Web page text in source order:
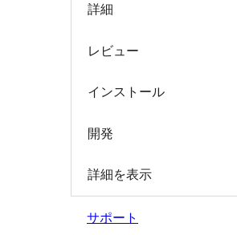
詳細
レビュー
インストール
開発
詳細を表示
サポート